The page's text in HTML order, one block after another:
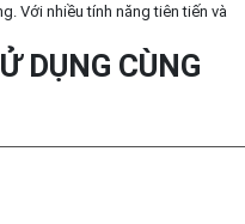
Với nhiều tính năng tiên tiến và
DỤNG CÙNG